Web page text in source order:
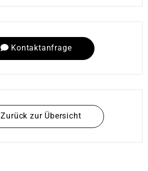
Kontaktanfrage
Zurück zur Übersicht